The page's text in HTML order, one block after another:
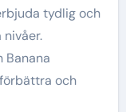
tydlig och
Banana
och